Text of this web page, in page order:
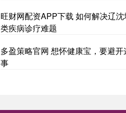
旺财网配资APP下载 如何解决辽
类疾病诊疗难题
多盈策略官网 想怀健康宝，要避开
事